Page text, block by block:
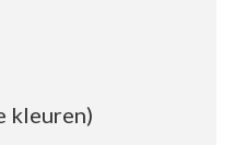
kleuren)